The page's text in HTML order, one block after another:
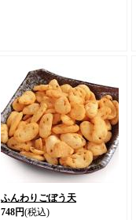
ふんわりごぼう天
748円(税込)